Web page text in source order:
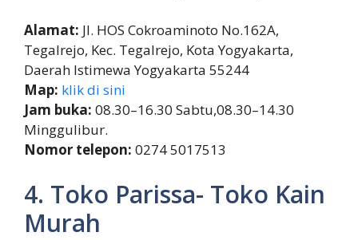
Alamat: Jl. HOS Cokroaminoto No.162A,
Tegalrejo, Kec. Tegalrejo, Kota Yogyakarta,
Daerah Istimewa Yogyakarta 55244
Map: klik di sini
Jam buka: 08.30–16.30 Sabtu,08.30–14.30
Minggulibur.
Nomor telepon: 0274 5017513
4. Toko Parissa- Toko Kain
Murah